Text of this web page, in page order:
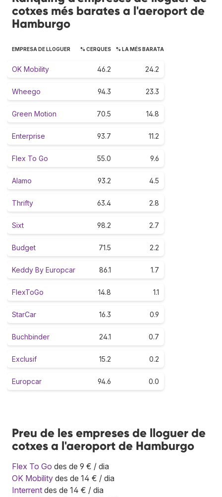
cotxes més barates a l'aeroport de
Hamburgo
EMPRESA DE LLOGUER % CERQUES % LA MÉS BARATA
OK Mobility 46.2 24.2
Wheego 94.3 23.3
Green Motion 70.5 14.8
Enterprise 93.7 11.2
Flex To Go 55.0 9.6
Alamo 93.2 4.5
Thrifty 63.4 2.8
Sixt 98.2 2.7
Budget 71.5 2.2
Keddy By Europcar 86.1 1.7
FlexToGo 14.8 1.1
StarCar 16.3 0.9
Buchbinder 24.1 0.7
Exclusif 15.2 0.2
Europcar 94.6 0.0
Preu de les empreses de lloguer de
cotxes a l'aeroport de Hamburgo
Flex To Go des de 9 € / dia
OK Mobility des de 14 € / dia
Interrent des de 14 € / dia